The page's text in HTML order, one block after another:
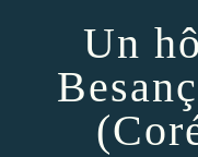
Un